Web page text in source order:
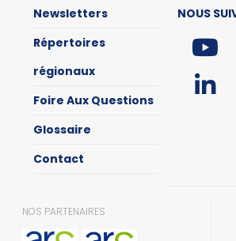
Newsletters
Répertoires
régionaux
Foire Aux Questions
Glossaire
Contact
NOUS
NOS PARTENAIRES